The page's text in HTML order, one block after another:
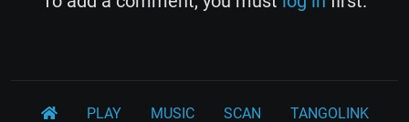
PLAY MUSIC SCAN TANGOLINK